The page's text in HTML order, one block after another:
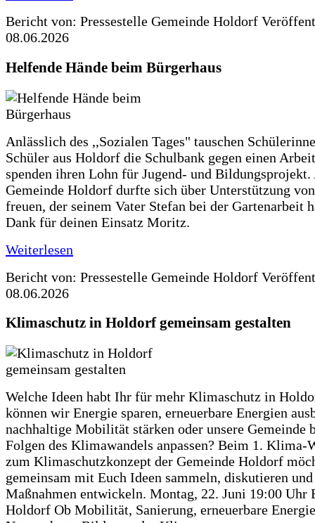
Bericht von: Pressestelle Gemeinde Holdorf
08.06.2026
Helfende Hände beim Bürgerhaus
Anlässlich des ,,Sozialen Tages" tauschen
Schüler aus Holdorf die Schulbank gegen einen
spenden ihren Lohn für Jugend- und Bildungsprojekt.
Gemeinde Holdorf durfte sich über Unterstützung
freuen, der seinem Vater Stefan bei der Gartenarbeit
Dank für deinen Einsatz Moritz.
Weiterlesen
Bericht von: Pressestelle Gemeinde Holdorf
08.06.2026
Klimaschutz in Holdorf gemeinsam gestalten
Welche Ideen habt Ihr für mehr Klimaschutz in
können wir Energie sparen, erneuerbare Energien
nachhaltige Mobilität stärken oder unsere Gemeinde
Folgen des Klimawandels anpassen? Beim 1. Klima-
zum Klimaschutzkonzept der Gemeinde Holdorf
gemeinsam mit Euch Ideen sammeln, diskutieren
Maßnahmen entwickeln. Montag, 22. Juni 19:00 Uhr
Holdorf Ob Mobilität, Sanierung, erneuerbare